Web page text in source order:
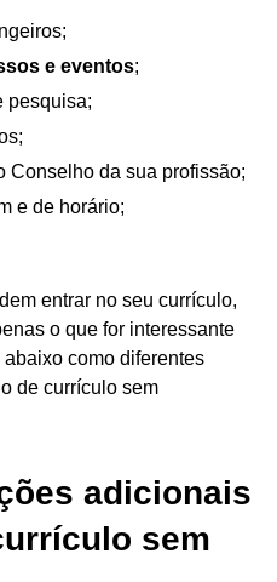
e eventos;
pesquisa;
Conselho da sua profissão;
e de horário;
entrar no seu currículo,
o que for interessante
como diferentes
de currículo sem
adicionais
sem